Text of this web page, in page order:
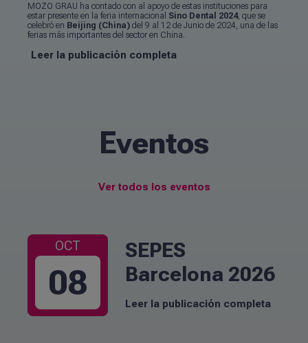
MOZO GRAU ha contado con al apoyo de estas instituciones para
estar presente en la feria internacional Sino Dental 2024, que se
celebró en Beijing (China) del 9 al 12 de Junio de 2024, una de las
ferias más importantes del sector en China.
Leer la publicación completa
Eventos
Ver todos los eventos
OCT
08
SEPES
Barcelona 2026
Leer la publicación completa